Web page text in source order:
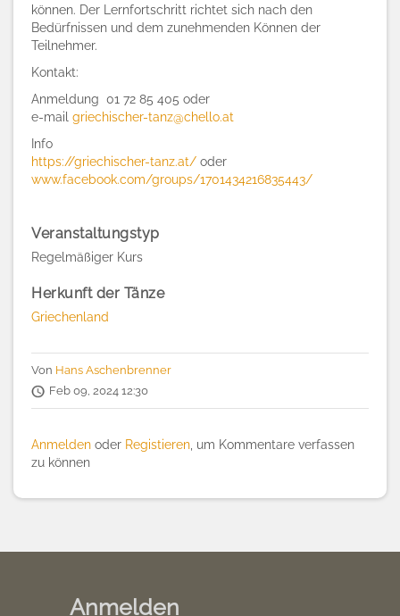
können. Der Lernfortschritt richtet sich nach den
Bedürfnissen und dem zunehmenden Können der
Teilnehmer.
Kontakt:
Anmeldung 01 72 85 405 oder
e-mail griechischer-tanz@chello.at
Info
https://griechischer-tanz.at/ oder
www.facebook.com/groups/1701434216835443/
Veranstaltungstyp
Regelmäßiger Kurs
Herkunft der Tänze
Griechenland
Von Hans Aschenbrenner
Feb 09, 2024 12:30
Anmelden oder Registieren , um Kommentare verfassen
zu können
Anmelden